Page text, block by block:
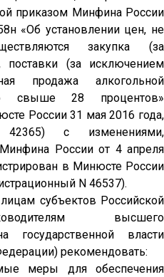
приказом Минфина России
«Об установлении цен, не
закупка (за
поставки (за исключением
продажа алкогольной
свыше 28 процентов»
России 31 мая 2016 года,
42365) с изменениями,
России от 4 апреля
в Минюсте России
N 46537).
субъектов Российской
высшего
государственной власти
рекомендовать:
меры для обеспечения